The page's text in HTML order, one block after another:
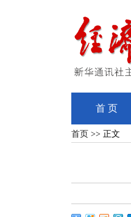
首 页
首页 >> 正文